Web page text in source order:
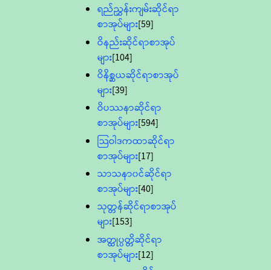
ရည်ညွှန်းကျမ်းဆိုင်ရာ
စာအုပ်များ[59]
ဝိနည်းဆိုင်ရာစာအုပ်
များ[104]
ဝိနိစ္ဆယဆိုင်ရာစာအုပ်
များ[39]
ဝိပဿနာဆိုင်ရာ
စာအုပ်များ[594]
သြဝါဒကထာဆိုင်ရာ
စာအုပ်များ[17]
သာသနာ၀င်ဆိုင်ရာ
စာအုပ်များ[40]
သုတ္တန်ဆိုင်ရာစာအုပ်
များ[153]
အတ္ထုပ္ပတ္တိဆိုင်ရာ
စာအုပ်များ[12]